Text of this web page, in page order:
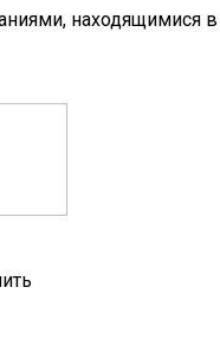
находящимися в